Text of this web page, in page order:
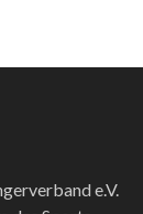
e.V.